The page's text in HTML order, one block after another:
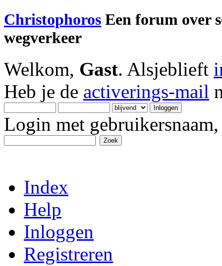
Christophoros Een forum over
wegverkeer
Welkom, Gast. Alsjeblieft
Heb je de activerings-mail
Login met
Index
Help
Inloggen
Registreren